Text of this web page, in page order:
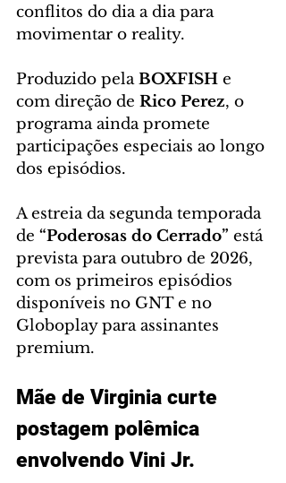
conflitos do dia a dia para
movimentar o reality.
Produzido pela BOXFISH e
com direção de Rico Perez, o
programa ainda promete
participações especiais ao longo
dos episódios.
A estreia da segunda temporada
de “Poderosas do Cerrado” está
prevista para outubro de 2026,
com os primeiros episódios
disponíveis no GNT e no
Globoplay para assinantes
premium.
Mãe de Virginia curte
postagem polêmica
envolvendo Vini Jr.